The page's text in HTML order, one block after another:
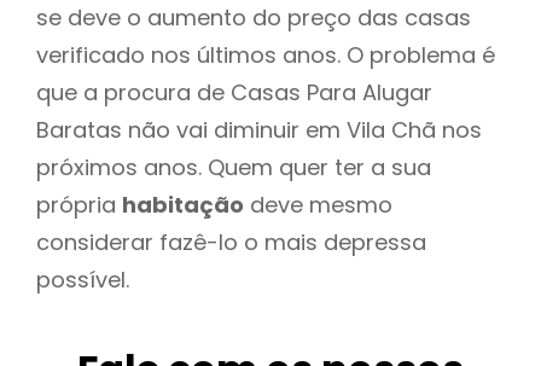
se deve o aumento do preço das casas
verificado nos últimos anos. O problema é
que a procura de Casas Para Alugar
Baratas não vai diminuir em Vila Chã nos
próximos anos. Quem quer ter a sua
própria habitação deve mesmo
considerar fazê-lo o mais depressa
possível.